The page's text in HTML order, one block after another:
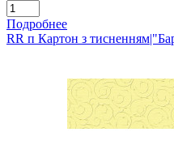
Подробнее
RR п Картон з